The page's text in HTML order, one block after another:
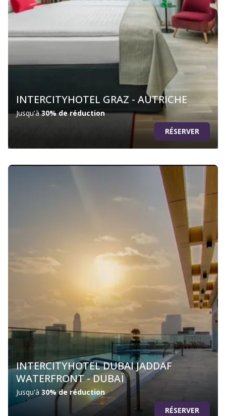
INTERCITYHOTEL GRAZ - AUTRICHE
Jusqu'à30% de réduction
RÉSERVER
INTERCITYHOTEL DUBAI JADDAF
WATERFRONT - DUBAÏ
Jusqu'à 30% de réduction
RÉSERVER